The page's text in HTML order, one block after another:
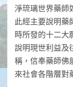
淨琉璃世界藥師
此經主要說明藥
時所發的十二大
說明現世利益及
稱，信奉藥師佛
來社會各階層對